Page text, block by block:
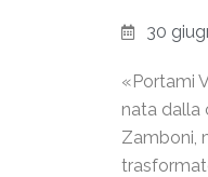
30
«Portami
nata dalla
Zamboni,